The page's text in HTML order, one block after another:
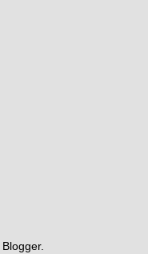
Blogger.